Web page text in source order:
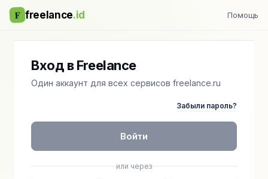
F freelance.id Помощь
Вход в Freelance
Один аккаунт для всех сервисов freelance.ru
Забыли пароль?
Войти
или через